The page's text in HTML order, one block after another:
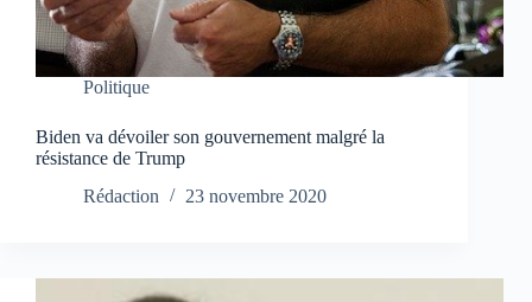
Politique
Biden va dévoiler son gouvernement malgré la
résistance de Trump
Rédaction
23 novembre 2020